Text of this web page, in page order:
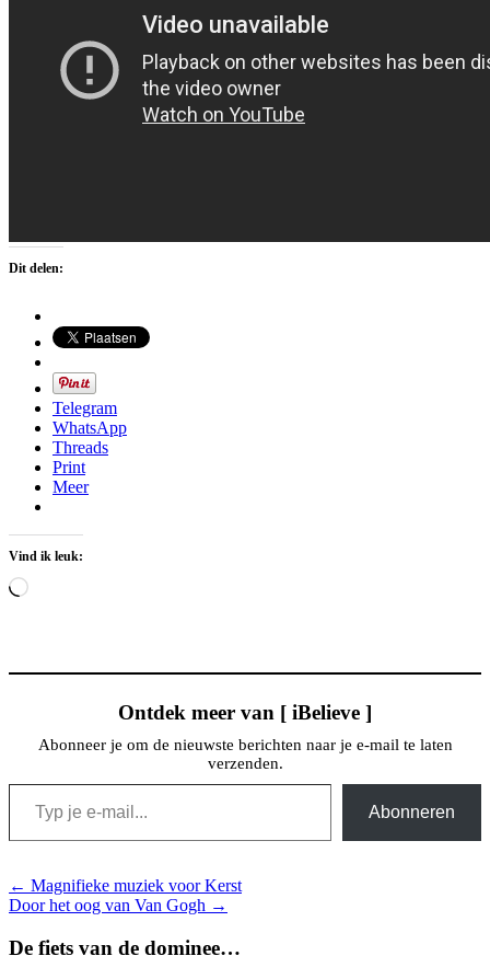
Dit delen:
Telegram
WhatsApp
Threads
Print
Meer
Vind ik leuk:
Aan
Ontdek meer van [ iBelieve ]
Abonneer je om de nieuwste berichten naar je e-mail te laten
verzenden.
Typ je e-mail...
Abonneren
Bericht
navigatie
← Magnifieke muziek voor Kerst
Door het oog van Van Gogh →
De fiets van de dominee…